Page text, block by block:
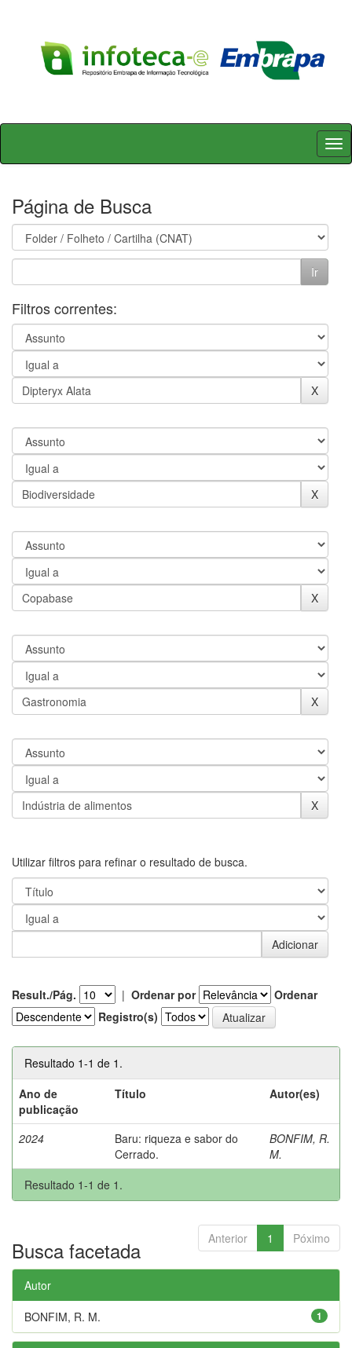
Skip
Página de Busca
Filtros correntes:
Utilizar filtros para refinar o resultado de busca.
Result./Pág. | Ordenar por
Ordenar
Registro(s)
Resultado 1-1 de 1.
Ano de
publicação
Título Autor(es)
2024
Baru: riqueza e sabor do
Cerrado.
BONFIM, R.
M.
Resultado 1-1 de 1.
Anterior 1 Póximo
Busca facetada
Autor
1
BONFIM, R. M.